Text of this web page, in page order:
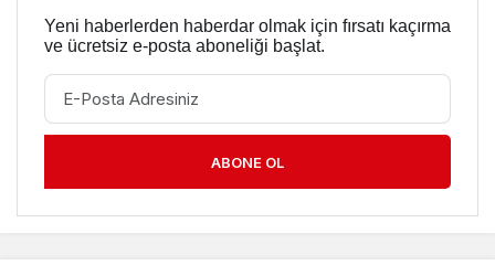
Yeni haberlerden haberdar olmak için fırsatı kaçırma
ve ücretsiz e-posta aboneliği başlat.
ABONE OL